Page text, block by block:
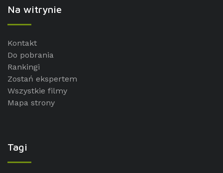
Na witrynie
Kontakt
Do pobrania
Rankingi
Zostań ekspertem
Wszystkie filmy
Mapa strony
Tagi